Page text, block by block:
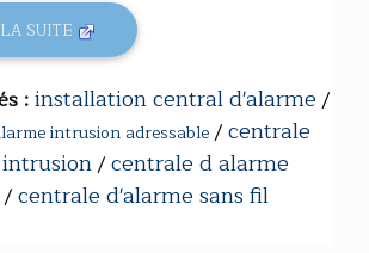
SUITE
:installation central d'alarme/
intrusion adressable/centrale
/centrale d alarme
/centrale d'alarme sans fil